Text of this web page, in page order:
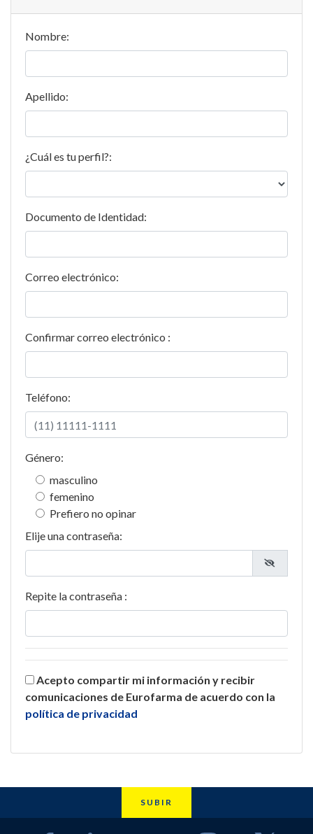
Nombre:
Apellido:
¿Cuál es tu perfil?:
Documento de Identidad:
Correo electrónico:
Confirmar correo electrónico :
Teléfono:
Género:
masculino
femenino
Prefiero no opinar
Elije una contraseña:
Repite la contraseña :
Acepto compartir mi información y recibir
comunicaciones de Eurofarma de acuerdo con la
política de privacidad
SUBIR